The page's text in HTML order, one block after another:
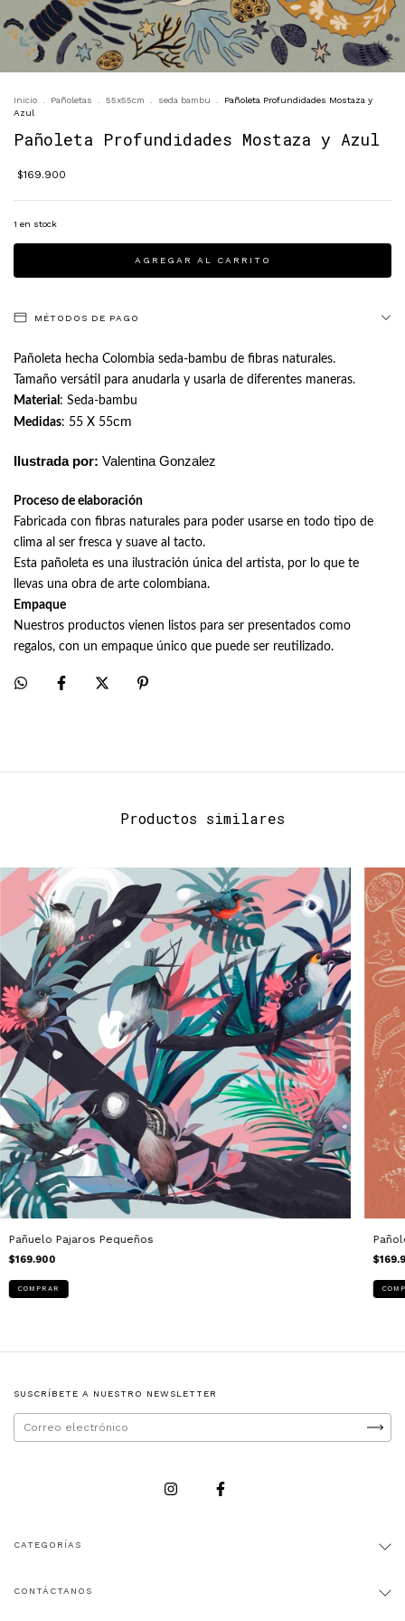
Inicio Pañoletas 55x55cm seda bambu
Pañoleta Profundidades Mostaza y
Azul
Pañoleta Profundidades Mostaza y Azul
$169.900
1 en stock
MÉTODOS DE PAGO
Pañoleta hecha Colombia seda-bambu de fibras naturales.
Tamaño versátil para anudarla y usarla de diferentes maneras.
Material : Seda-bambu
Medidas: 55 X 55cm
Ilustrada por: Valentina Gonzalez
Proceso de elaboración
Fabricada con fibras naturales para poder usarse en todo tipo de
clima al ser fresca y suave al tacto.
Esta pañoleta es una ilustración única del artista, por lo que te
llevas una obra de arte colombiana.
Empaque
Nuestros productos vienen listos para ser presentados como
regalos, con un empaque único que puede ser reutilizado.
Productos similares
Pañuelo Pajaros Pequeños
$169.900
SUSCRÍBETE A NUESTRO NEWSLETTER
CATEGORÍAS
CONTÁCTANOS